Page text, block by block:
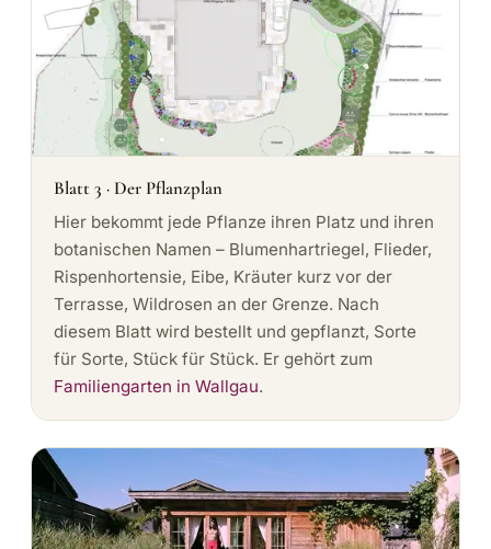
Blatt 3 · Der Pflanzplan
Hier bekommt jede Pflanze ihren Platz und ihren
botanischen Namen – Blumenhartriegel, Flieder,
Rispenhortensie, Eibe, Kräuter kurz vor der
Terrasse, Wildrosen an der Grenze. Nach
diesem Blatt wird bestellt und gepflanzt, Sorte
für Sorte, Stück für Stück. Er gehört zum
Familiengarten in Wallgau.